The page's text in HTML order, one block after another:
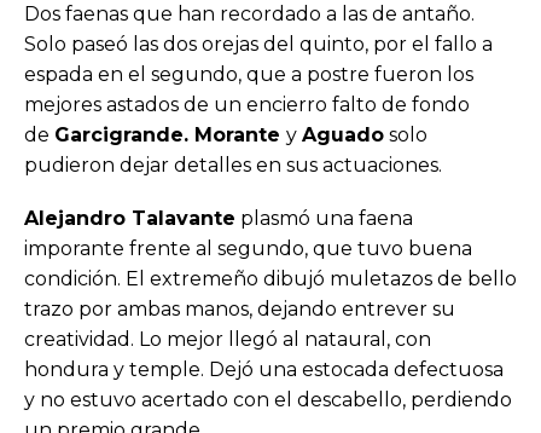
Dos faenas que han recordado a las de antaño.
Solo paseó las dos orejas del quinto, por el fallo a
espada en el segundo, que a postre fueron los
mejores astados de un encierro falto de fondo
de Garcigrande. Morante y Aguado solo
pudieron dejar detalles en sus actuaciones.
Alejandro Talavante plasmó una faena
imporante frente al segundo, que tuvo buena
condición. El extremeño dibujó muletazos de bello
trazo por ambas manos, dejando entrever su
creatividad. Lo mejor llegó al nataural, con
hondura y temple. Dejó una estocada defectuosa
y no estuvo acertado con el descabello, perdiendo